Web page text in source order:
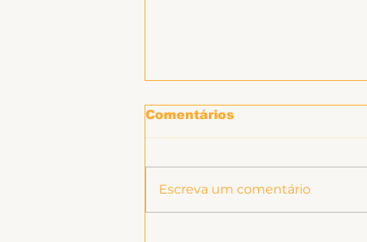
Comentários
Escreva um comentário